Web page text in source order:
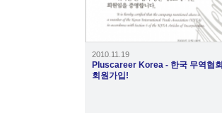
2010.11.19
Pluscareer Korea - 한국 무역협회
회원가입!